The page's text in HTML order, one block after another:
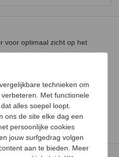
voor optimaal zicht op het
lak en asschep
schoorsteen wanneer niet in
0,06%
58 x 36 x 63 cm
110 kg
technieken om
Met functionele
alles soepel loopt.
ons de site elke dag een
persoonlijke cookies
jouw surfgedrag volgen
aan te bieden. Meer